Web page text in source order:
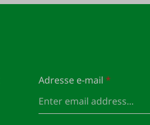
Adresse e-mail *